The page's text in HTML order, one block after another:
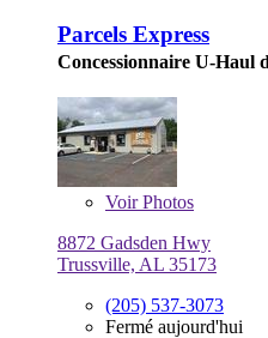
Parcels Express
Concessionnaire U-Haul
VoirPhotos
8872 Gadsden Hwy
Trussville, AL 35173
(205) 537-3073
Fermé aujourd'hui